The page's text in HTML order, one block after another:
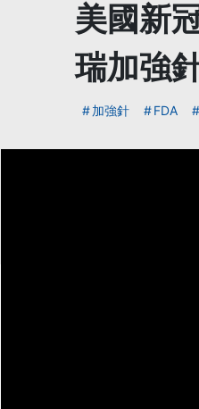
美國新
瑞加強
加強針 FDA